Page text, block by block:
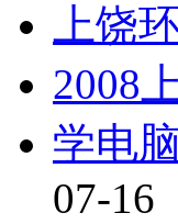
上饶
2008
学电
07-16